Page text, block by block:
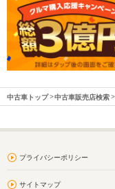
中古車トップ 中古車販売店検索
プライバシーポリシー
サイトマップ